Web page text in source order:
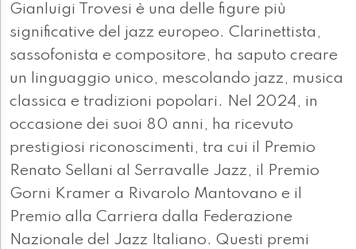
Gianluigi Trovesi è una delle figure più
significative del jazz europeo. Clarinettista,
sassofonista e compositore, ha saputo creare
un linguaggio unico, mescolando jazz, musica
classica e tradizioni popolari. Nel 2024, in
occasione dei suoi 80 anni, ha ricevuto
prestigiosi riconoscimenti, tra cui il Premio
Renato Sellani al Serravalle Jazz, il Premio
Gorni Kramer a Rivarolo Mantovano e il
Premio alla Carriera dalla Federazione
Nazionale del Jazz Italiano. Questi premi